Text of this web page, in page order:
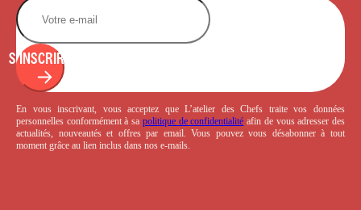
S'INSCRIRE
En vous inscrivant, vous acceptez que L’atelier des Chefs traite vos données
personnelles conformément à sa politique de confidentialité afin de vous adresser des
actualités, nouveautés et offres par email. Vous pouvez vous désabonner à tout
moment grâce au lien inclus dans nos e-mails.